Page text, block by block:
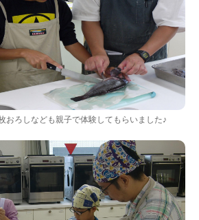
おろしなども親子で体験してもらいました♪